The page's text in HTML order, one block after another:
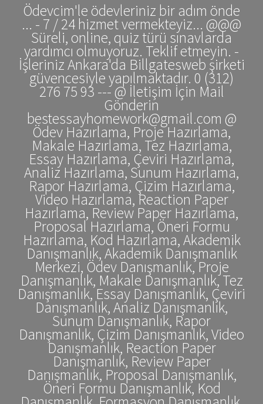
Ödevcim'le ödevleriniz bir adım önde
... - 7 / 24 hizmet vermekteyiz... @@@
Süreli, online, quiz türü sınavlarda
yardımcı olmuyoruz. Teklif etmeyin. -
İşleriniz Ankara'da Billgatesweb şirketi
güvencesiyle yapılmaktadır. 0 (312)
276 75 93 --- @ İletişim İçin Mail
Gönderin
bestessayhomework@gmail.com @
Ödev Hazırlama, Proje Hazırlama,
Makale Hazırlama, Tez Hazırlama,
Essay Hazırlama, Çeviri Hazırlama,
Analiz Hazırlama, Sunum Hazırlama,
Rapor Hazırlama, Çizim Hazırlama,
Video Hazırlama, Reaction Paper
Hazırlama, Review Paper Hazırlama,
Proposal Hazırlama, Öneri Formu
Hazırlama, Kod Hazırlama, Akademik
Danışmanlık, Akademik Danışmanlık
Merkezi, Ödev Danışmanlık, Proje
Danışmanlık, Makale Danışmanlık, Tez
Danışmanlık, Essay Danışmanlık, Çeviri
Danışmanlık, Analiz Danışmanlık,
Sunum Danışmanlık, Rapor
Danışmanlık, Çizim Danışmanlık, Video
Danışmanlık, Reaction Paper
Danışmanlık, Review Paper
Danışmanlık, Proposal Danışmanlık,
Öneri Formu Danışmanlık, Kod